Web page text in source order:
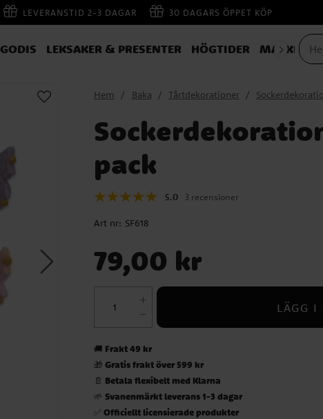
LEVERANSTID 2-3 DAGAR 30 DAGARS ÖPPET KÖP
GODIS LEKSAKER & PRESENTER HÖGTIDER MASKERAD
Hem Baka Tårtdekorationer
pack
5.0 3 recensioner
Art nr: SF618
79,00 kr
LÄGG I
🚚 Frakt 49 kr
🎁Gratis frakt över 599 kr
📄 Betala flexibelt med Klarna
🌱Svanenmärkt leverans 1-3 dagar
✅Officiellt licensierade produkter